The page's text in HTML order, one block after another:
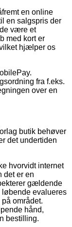
en online
en salgspris der
være et
med kort er
hjælper os
fra f.eks.
over en
butik behøver
det undertiden
hvorvidt internet
det er en
gældende
evalueres
området.
hånd,
bestilling.